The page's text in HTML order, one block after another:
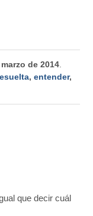
de 2014
,entender,
que decir cuál